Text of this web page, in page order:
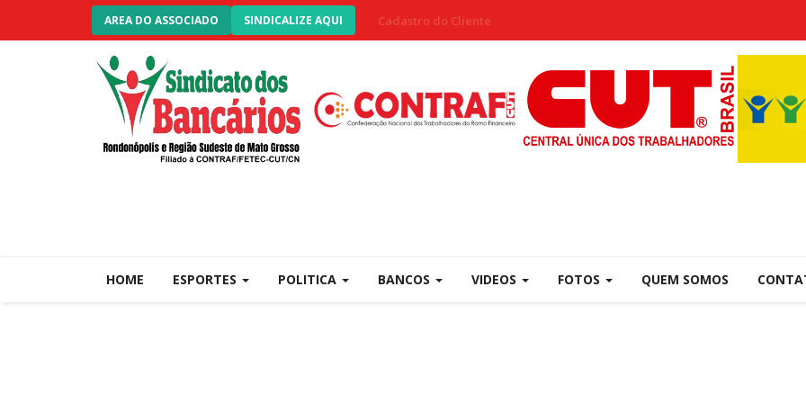
AREA DO ASSOCIADO SINDICALIZE AQUI Cadastro do Cliente
HOME ESPORTES POLITICA BANCOS VIDEOS FOTOS QUEM SOMOS